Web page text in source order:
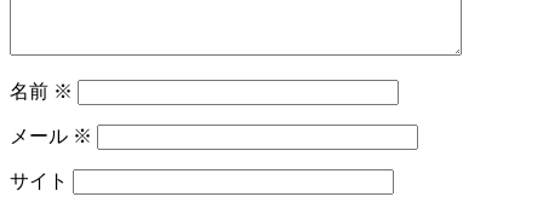
名前 ※
メール ※
サイト